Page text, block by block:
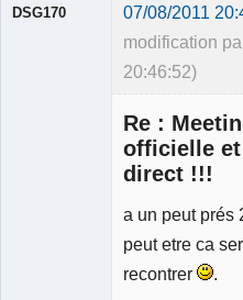
DSG170 07/08/2011
modification
20:46:52)
Re :
officielle
direct !!!
a un peut prés
peut etre ca
recontrer
.